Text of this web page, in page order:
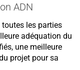
ADN
les parties
adéquation du
une meilleure
projet pour sa